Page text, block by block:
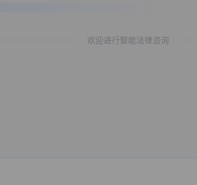
欢迎进行智能法律咨询